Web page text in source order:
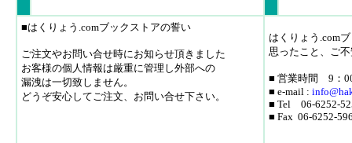
■はくりょう.comブックストアの誓い
ご注文やお問い合せ時にお知らせ頂きました
お客様の個人情報は厳重に管理し外部への
漏洩は一切致しません。
どうぞ安心してご注文、お問い合せ下さい。
はくりょう.com
思ったこと、ご
■ 営業時間 9：
■ e-mail : info
■ Tel 06-6252-
■ Fax 06-6252-